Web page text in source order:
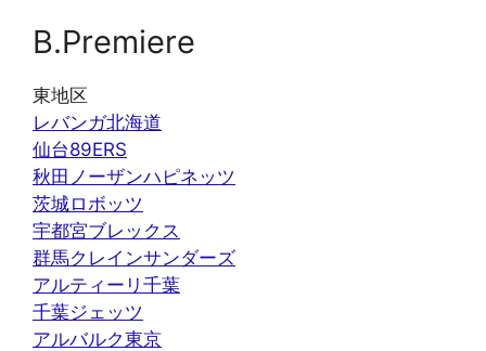
B.Premiere
東地区
レバンガ北海道
仙台89ERS
秋田ノーザンハピネッツ
茨城ロボッツ
宇都宮ブレックス
群馬クレインサンダーズ
アルティーリ千葉
千葉ジェッツ
アルバルク東京